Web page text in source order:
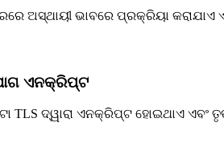
ଅସ୍ଥାୟୀ ଭାବରେ ପ୍ରକ୍ରିୟା
ଏନକ୍ରିପ୍ଟ
ଦ୍ୱାରା ଏନକ୍ରିପ୍ଟ ହୋଇଥାଏ ଏବଂ